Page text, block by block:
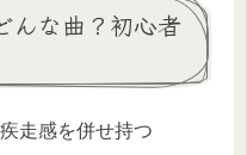
んな曲？初心者
走感を併せ持つ